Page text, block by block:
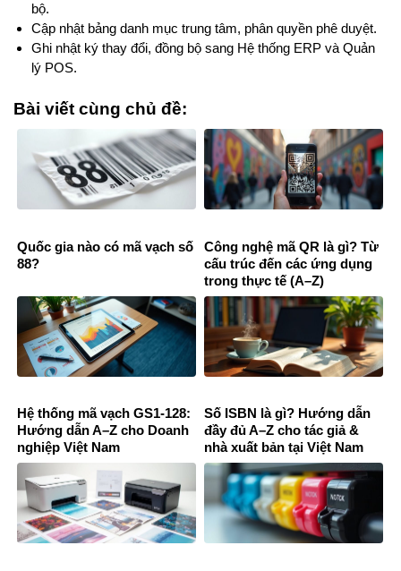
bộ.
Cập nhật bảng danh mục trung tâm, phân quyền phê duyệt.
Ghi nhật ký thay đổi, đồng bộ sang Hệ thống ERP và Quản
lý POS.
Bài viết cùng chủ đề:
Quốc gia nào có mã vạch số
88?
Công nghệ mã QR là gì? Từ
cấu trúc đến các ứng dụng
trong thực tế (A–Z)
Hệ thống mã vạch GS1-128:
Hướng dẫn A–Z cho Doanh
nghiệp Việt Nam
Số ISBN là gì? Hướng dẫn
đầy đủ A–Z cho tác giả &
nhà xuất bản tại Việt Nam